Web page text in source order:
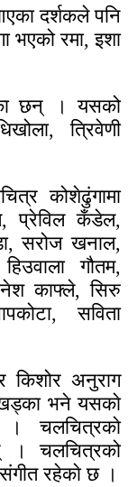
दर्शकले पनि
भएको रमा, इशा
छन् । यसको
त्रिवेणी
कोशेढुंगामा
प्रेविल कँडेल,
सरोज खनाल,
गौतम,
काफ्ले, सिरु
सविता
किशोर अनुराग
खड्का भने यसकाे
चलचित्रकाे
। चलचित्रको
रहेकाे छ ।